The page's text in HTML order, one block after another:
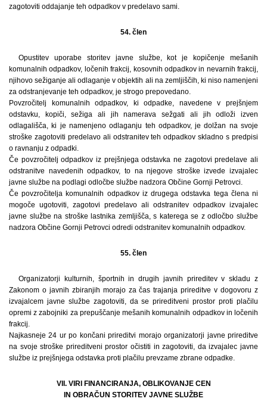
zagotoviti oddajanje teh odpadkov v predelavo sami.
54. člen
Opustitev uporabe storitev javne službe, kot je kopičenje mešanih
komunalnih odpadkov, ločenih frakcij, kosovnih odpadkov in nevarnih frakcij,
njihovo sežiganje ali odlaganje v objektih ali na zemljiščih, ki niso namenjeni
za odstranjevanje teh odpadkov, je strogo prepovedano.
Povzročitelj komunalnih odpadkov, ki odpadke, navedene v prejšnjem
odstavku, kopiči, sežiga ali jih namerava sežgati ali jih odloži izven
odlagališča, ki je namenjeno odlaganju teh odpadkov, je dolžan na svoje
stroške zagotoviti predelavo ali odstranitev teh odpadkov skladno s predpisi
o ravnanju z odpadki.
Če povzročitelj odpadkov iz prejšnjega odstavka ne zagotovi predelave ali
odstranitve navedenih odpadkov, to na njegove stroške izvede izvajalec
javne službe na podlagi odločbe službe nadzora Občine Gornji Petrovci.
Če povzročitelja komunalnih odpadkov iz drugega odstavka tega člena ni
mogoče ugotoviti, zagotovi predelavo ali odstranitev odpadkov izvajalec
javne službe na stroške lastnika zemljišča, s katerega se z odločbo službe
nadzora Občine Gornji Petrovci odredi odstranitev komunalnih odpadkov.
55. člen
Organizatorji kulturnih, športnih in drugih javnih prireditev v skladu z
Zakonom o javnih zbiranjih morajo za čas trajanja prireditve v dogovoru z
izvajalcem javne službe zagotoviti, da se prireditveni prostor proti plačilu
opremi z zabojniki za prepuščanje mešanih komunalnih odpadkov in ločenih
frakcij.
Najkasneje 24 ur po končani prireditvi morajo organizatorji javne prireditve
na svoje stroške prireditveni prostor očistiti in zagotoviti, da izvajalec javne
službe iz prejšnjega odstavka proti plačilu prevzame zbrane odpadke.
VII. VIRI FINANCIRANJA, OBLIKOVANJE CEN
IN OBRAČUN STORITEV JAVNE SLUŽBE